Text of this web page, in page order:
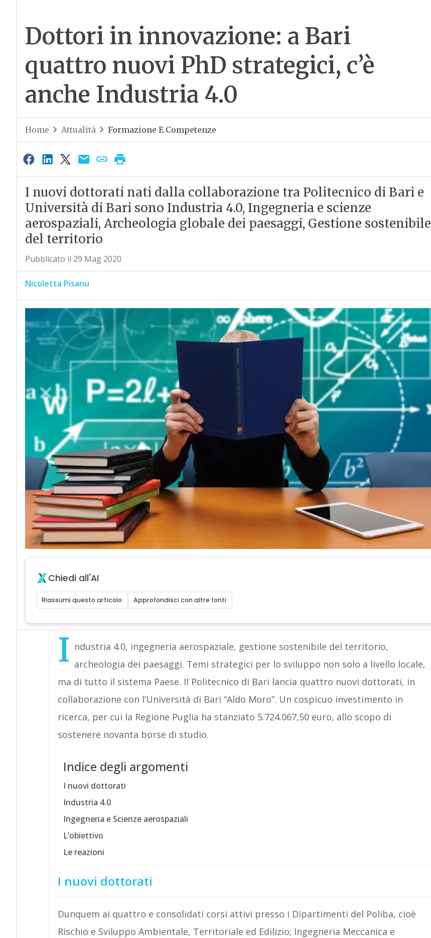
Dottori in innovazione: a Bari
quattro nuovi PhD strategici, c’è
anche Industria 4.0
Home Attualità Formazione E Competenze
I nuovi dottorati nati dalla collaborazione tra Politecnico di Bari e
Università di Bari sono Industria 4.0, Ingegneria e scienze
aerospaziali, Archeologia globale dei paesaggi, Gestione sostenibile
del territorio
Pubblicato il 29 Mag 2020
Nicoletta Pisanu
Chiedi all'AI
Riassumi questo articolo Approfondisci con altre fonti
I ndustria 4.0, ingegneria aerospaziale, gestione sostenibile del territorio,
archeologia dei paesaggi. Temi strategici per lo sviluppo non solo a livello locale,
ma di tutto il sistema Paese. Il Politecnico di Bari lancia quattro nuovi dottorati, in
collaborazione con l’Università di Bari “Aldo Moro”. Un cospicuo investimento in
ricerca, per cui la Regione Puglia ha stanziato 5.724.067,50 euro, allo scopo di
sostenere novanta borse di studio.
Indice degli argomenti
I nuovi dottorati
Industria 4.0
Ingegneria e Scienze aerospaziali
L’obiettivo
Le reazioni
I nuovi dottorati
Dunquem ai quattro e consolidati corsi attivi presso i Dipartimenti del Poliba, cioè
Rischio e Sviluppo Ambientale, Territoriale ed Edilizio; Ingegneria Meccanica e